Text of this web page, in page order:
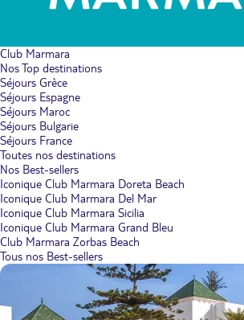
Club Marmara
Nos Top destinations
Séjours Grèce
Séjours Espagne
Séjours Maroc
Séjours Bulgarie
Séjours France
Toutes nos destinations
Nos Best-sellers
Iconique Club Marmara Doreta Beach
Iconique Club Marmara Del Mar
Iconique Club Marmara Sicilia
Iconique Club Marmara Grand Bleu
Club Marmara Zorbas Beach
Tous nos Best-sellers